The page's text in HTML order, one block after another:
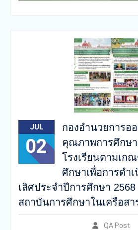
JUL
02
กองอำนวยการอ
คุณภาพการศึกษ
โรงเรียนตามเ
ศึกษาเพื่อการดำ
เลิศประจำปีการศึกษา
สถาบันการศึกษาในเครือสา
QA Post